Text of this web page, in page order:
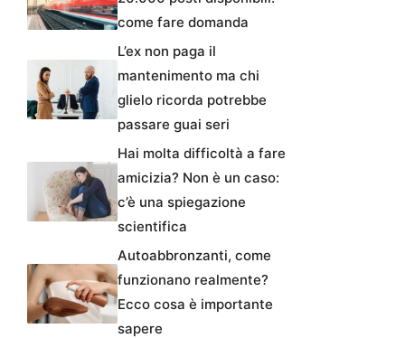
come fare domanda
L’ex non paga il
mantenimento ma chi
glielo ricorda potrebbe
passare guai seri
Hai molta difficoltà a fare
amicizia? Non è un caso:
c’è una spiegazione
scientifica
Autoabbronzanti, come
funzionano realmente?
Ecco cosa è importante
sapere